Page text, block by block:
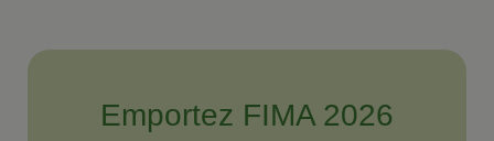
Emportez FIMA 2026